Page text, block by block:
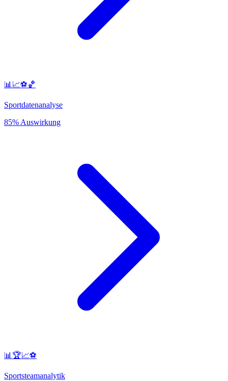
📊📈⚽️🏀
Sportdatenanalyse
85% Auswirkung
📊🏆📈⚽
Sportsteamanalytik